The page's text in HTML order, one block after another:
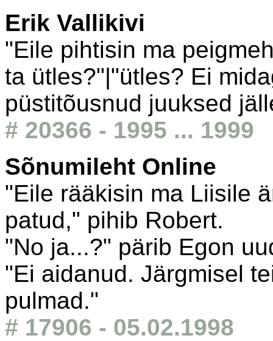
Erik Vallikivi
"Eile pihtisin ma
ta ütles?"|"ütles? Ei
püstitõusnud juuksed
# 20366 - 1995 ... 1999
Sõnumileht Online
"Eile rääkisin ma Liisile
patud," pihib Robert.
"No ja...?" pärib Egon
"Ei aidanud. Järgmisel
pulmad."
# 17906 - 05.02.1998